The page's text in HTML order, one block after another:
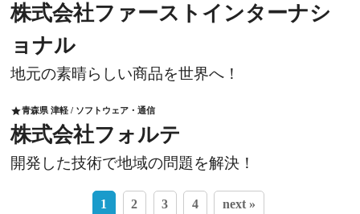
株式会社ファーストインターナシ
ョナル
地元の素晴らしい商品を世界へ！
star青森県 津軽 / ソフトウェア・通信
株式会社フォルテ
開発した技術で地域の問題を解決！
1 2 3 4 next »